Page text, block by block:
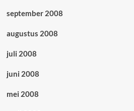
september 2008
augustus 2008
juli 2008
juni 2008
mei 2008